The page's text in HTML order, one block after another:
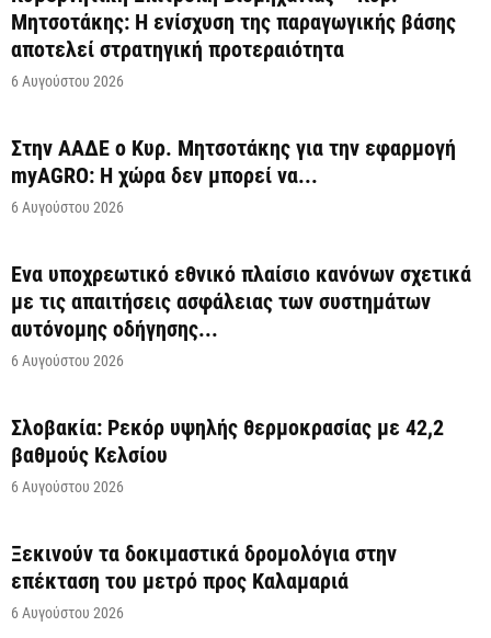
Μητσοτάκης: Η ενίσχυση της παραγωγικής βάσης
αποτελεί στρατηγική προτεραιότητα
6 Αυγούστου 2026
Στην ΑΑΔΕ ο Κυρ. Μητσοτάκης για την εφαρμογή
myAGRO: Η χώρα δεν μπορεί να...
6 Αυγούστου 2026
Ένα υποχρεωτικό εθνικό πλαίσιο κανόνων σχετικά
με τις απαιτήσεις ασφάλειας των συστημάτων
αυτόνομης οδήγησης...
6 Αυγούστου 2026
Σλοβακία: Ρεκόρ υψηλής θερμοκρασίας με 42,2
βαθμούς Κελσίου
6 Αυγούστου 2026
Ξεκινούν τα δοκιμαστικά δρομολόγια στην
επέκταση του μετρό προς Καλαμαριά
6 Αυγούστου 2026